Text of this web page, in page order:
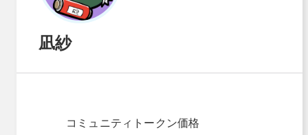
凪紗
コミュニティトークン価格